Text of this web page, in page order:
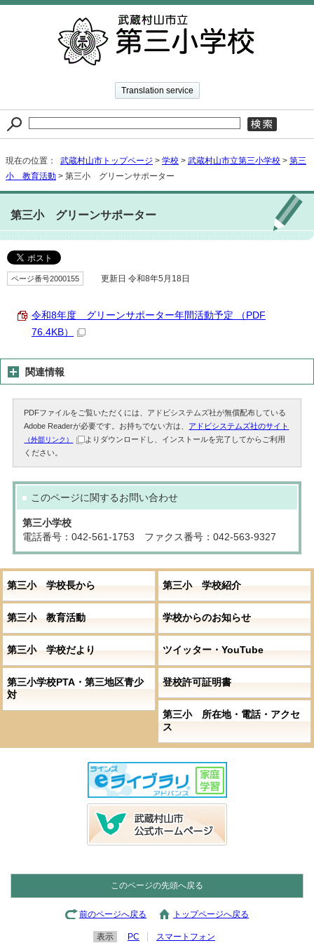
Translation service
現在の位置： 武蔵村山市トップページ > 学校 > 武蔵村山市立第三小学校 > 第三
小 教育活動 > 第三小 グリーンサポーター
第三小 グリーンサポーター
ページ番号2000155 更新日 令和8年5月18日
令和8年度 グリーンサポーター年間活動予定 （PDF
76.4KB）
関連情報
PDFファイルをご覧いただくには、アドビシステムズ社が無償配布している
Adobe Readerが必要です。お持ちでない方は、 アドビシステムズ社のサイト
（外部リンク）
よりダウンロードし、インストールを完了してからご利用
ください。
このページに関する お問い合わせ
第三小学校
電話番号：042-561-1753 ファクス番号：042-563-9327
第三小 学校長から 第三小 学校紹介
第三小 教育活動 学校からのお知らせ
第三小 学校だより ツイッター・YouTube
第三小学校PTA・第三地区青少
対
登校許可証明書
第三小 所在地・電話・アクセ
ス
このページの先頭へ戻る
前のページへ戻る トップページへ戻る
表示 PC スマートフォン